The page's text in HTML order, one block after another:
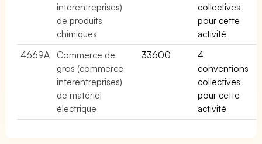
interentreprises)
de produits
chimiques
collectives
pour cette
activité
4669A
Commerce de
gros (commerce
interentreprises)
de matériel
électrique
33600
4
conventions
collectives
pour cette
activité